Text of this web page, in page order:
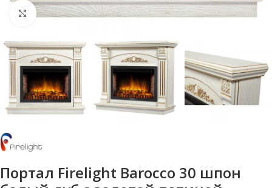
Нажмите, чтобы увеличить
Портал Firelight Barocco 30 шпон